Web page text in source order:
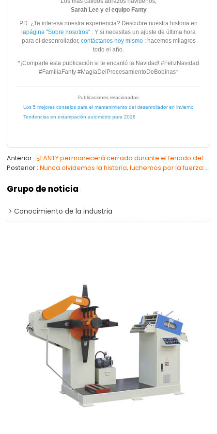
Sarah Lee y el equipo Fanty
PD: ¿Te interesa nuestra experiencia? Descubre nuestra historia en
lapágina "Sobre nosotros" . Y si necesitas un ajuste de última hora
para el desenrollador, contáctanos hoy mismo: hacemos milagros
todo el año.
*¡Comparte esta publicación si te encantó la Navidad! #FelizNavidad
#FamiliaFanty #MagiaDelProcesamientoDeBobinas*
Publicaciones relacionadas:
Los 5 mejores consejos para el mantenimiento del desenrollador en invierno
Tendencias en estampación automotriz para 2026
Anterior
¿FANTY permanecerá cerrado durante el feriado del Primero de Mayo? Aviso sobre el feriado del Día Internacional del Trabajo de 2026 (del 1 al 5 de mayo).
Posterior
Nunca olvidemos la historia, luchemos por la fuerza: 94.º aniversario del incidente de Mukden
Grupo de noticia
Conocimiento de la industria